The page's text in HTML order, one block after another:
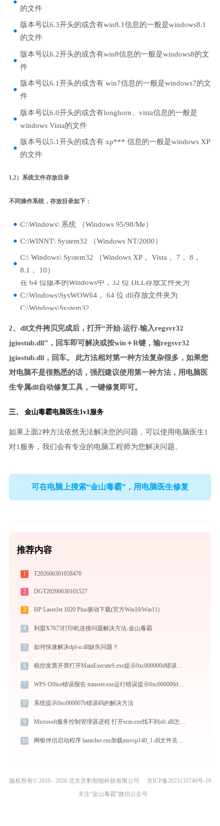
的文件
版本号以6.3开头的或含有win8.1信息的一般是windows8.1
的文件
版本号以6.2开头的或含有win8信息的一般是windows8的文
件
版本号以6.1开头的或含有 win7信息的一般是windows7的文
件
版本号以6.0开头的或含有longhorn、vista信息的一般是
windows Vista的文件
版本号以5.1开头的或含有 xp*** 信息的一般是windows XP
的文件
1.2）系统文件存放目录
不同操作系统，存放目录如下：
C:\Windows\ 系统 （Windows 95/98/Me）
C:\WINNT\ System32 （Windows NT/2000）
C:\ Windows\ System32 （Windows XP， Vista， 7， 8，
8.1， 10）
在 64 位版本的Windows中，32 位 DLL存放文件夹为
C:\Windows\SysWOW64， 64 位 dll存放文件夹为
C:\Windows\System32。
2、dll文件拷贝完成后，打开“开始-运行-输入regsvr32
jgiostub.dll”，回车即可解决或按win＋R键，输regsvr32
jgiostub.dll，回车。 此方法相对第一种方法复杂很多，如果您
对电脑不是很熟悉的话，强烈建议使用第一种方法，用电脑医
生专属dll自动修复工具，一键修复即可。
三、 金山毒霸电脑医生1v1服务
如果上面2种方法依然无法解决您的问题，可以使用电脑医生1
对1服务，我们会有专业的电脑工程师为您解决问题。
可在电脑上搜索“金山毒霸”，用电脑医生修复
推荐内容
1 T202606301058470
2 DGT20260630101527
3 HP LaserJet 1020 Plus驱动下载(官方Win10/Win11)
4 利盟X7675打印机连接问题解决方法-金山毒霸
5 如何快速解决dpl-u.dll缺失问题？
6 税控发票开票打开MainExecuteS.exe提示0xc000000d错误码怎么办
7 WPS Office错误报告 transerr.exe运行错误提示0xc000000d的解决办法
8 系统提示0xc000007b错误码的解决方法
9 Microsoft服务控制管理器进程 打开scm.exe找不到sfc.dll怎么办
10 网银伴侣启动程序 launcher.exe加载msvcp140_1.dll文件丢失处理办法
版权所有© 2010 - 2026 北京灵豹智能科技有限公司
京ICP备2025133740号-18
关注“金山毒霸”微信公众号